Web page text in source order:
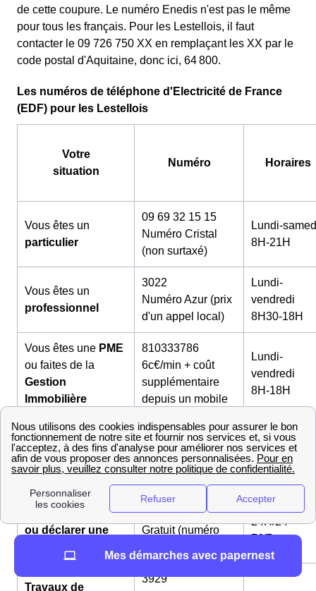
de cette coupure. Le numéro Enedis n'est pas le même
pour tous les français. Pour les Lestellois, il faut
contacter le 09 726 750 XX en remplaçant les XX par le
code postal d'Aquitaine, donc ici, 64 800.
Les numéros de téléphone d'Electricité de France
(EDF) pour les Lestellois
Votre
situation
Numéro Horaires
Vous êtes un
particulier
09 69 32 15 15
Numéro Cristal
(non surtaxé)
Lundi-
8H-21H
Vous êtes un
professionnel
3022
Numéro Azur (prix
d'un appel local)
Lundi-
vendredi
8H30-18H
Vous êtes une PME
ou faites de la
Gestion
Immobilière
810333786
6c€/min + coût
supplémentaire
depuis un mobile
Lundi-
vendredi
8H-18H
Vous êtes unGrand
Compte
820144007
6c€/min + coût
supplémentaire
Lundi-
vendredi
8H-17H
Payer une facture
ou déclarer une
09 70 83 33 33
Gratuit (numéro
24H/24
7J/7
Travaux de
3929
Mes démarches avec papernest